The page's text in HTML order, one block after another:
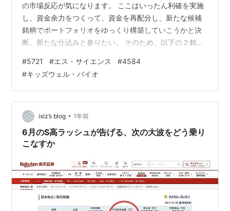
の市場反応が気になります。 ここはいったん利確を実施
し、資金余力をつくって、資金を再配分し、新たな候補
銘柄でポートフォリオをゆっくり構築していこうかと決
断。新たな仕込みと参りたい。 そのため、以下の２銘柄
平均取得価額：８９円（10,000株） 平均利確は３１０
円、約3.5倍で利確。 ３月と６月、相場の波を二度取れ
たのが大きかった。今年はまだ終わっていないけど、お
そらく2025ベストトレードになる可能性大！Sサイ相場
に感謝しかない。 ●4584キッズウェル・バイオ 平均取
得価額：107円（…
#5721 #エス・サイエンス #4584
#キッズウェル・バイオ
ixiz’s blog • 1年前
6月のS高ラッシュが告げる、次の大波をどう乗り
こなすか